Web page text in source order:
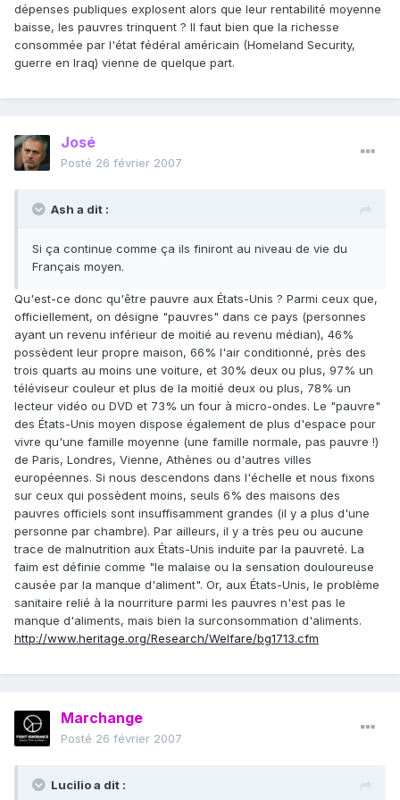
dépenses publiques explosent alors que leur rentabilité moyenne
baisse, les pauvres trinquent ? Il faut bien que la richesse
consommée par l'état fédéral américain (Homeland Security,
guerre en Iraq) vienne de quelque part.
José
Posté 26 février 2007
Ash a dit :
Si ça continue comme ça ils finiront au niveau de vie du
Français moyen.
Qu'est-ce donc qu'être pauvre aux États-Unis ? Parmi ceux que,
officiellement, on désigne "pauvres" dans ce pays (personnes
ayant un revenu inférieur de moitié au revenu médian), 46%
possèdent leur propre maison, 66% l'air conditionné, près des
trois quarts au moins une voiture, et 30% deux ou plus, 97% un
téléviseur couleur et plus de la moitié deux ou plus, 78% un
lecteur vidéo ou DVD et 73% un four à micro-ondes. Le "pauvre"
des États-Unis moyen dispose également de plus d'espace pour
vivre qu'une famille moyenne (une famille normale, pas pauvre !)
de Paris, Londres, Vienne, Athènes ou d'autres villes
européennes. Si nous descendons dans l'échelle et nous fixons
sur ceux qui possèdent moins, seuls 6% des maisons des
pauvres officiels sont insuffisamment grandes (il y a plus d'une
personne par chambre). Par ailleurs, il y a très peu ou aucune
trace de malnutrition aux États-Unis induite par la pauvreté. La
faim est définie comme "le malaise ou la sensation douloureuse
causée par la manque d'aliment". Or, aux États-Unis, le problème
sanitaire relié à la nourriture parmi les pauvres n'est pas le
manque d'aliments, mais bien la surconsommation d'aliments.
http://www.heritage.org/Research/Welfare/bg1713.cfm
Marchange
Posté 26 février 2007
Lucilio a dit :